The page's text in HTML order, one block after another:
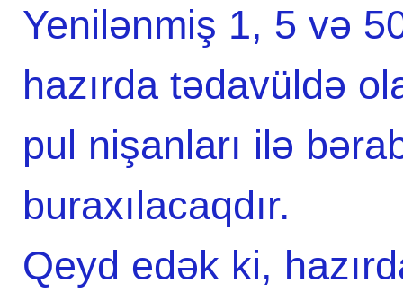
Yenilənmiş 1, 5 və
hazırda tədavüldə
pul nişanları ilə
buraxılacaqdır.
Qeyd edək ki,